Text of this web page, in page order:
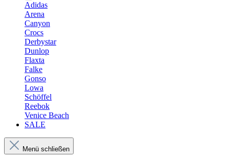
Adidas
Arena
Canyon
Crocs
Derbystar
Dunlop
Flaxta
Falke
Gonso
Lowa
Schöffel
Reebok
Venice Beach
SALE
Menü schließen